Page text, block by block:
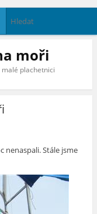
moři
plachetnici
nenaspali. Stále jsme